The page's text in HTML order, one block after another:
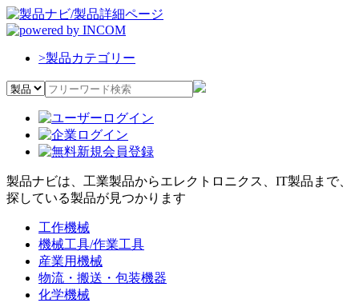
>製品カテゴリー
製品ナビは、工業製品からエレクトロニクス、IT製品まで、
探している製品が見つかります
工作機械
機械工具/作業工具
産業用機械
物流・搬送・包装機器
化学機械